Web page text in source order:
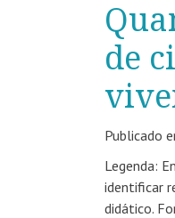
de
Publicado
Legenda:
identificar
didático.